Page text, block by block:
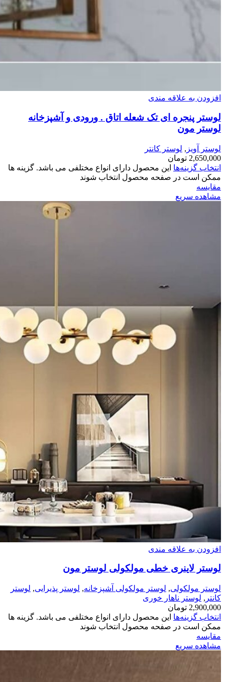
افزودن به علاقه مندی
لوستر پنجره ای تک شعله اتاق . ورودی و آشپزخانه
لوستر مون
لوستر آویز , لوستر کانتر
2,650,000 تومان
انتخاب گزینه‌ها این محصول دارای انواع مختلفی می باشد. گزینه ها
ممکن است در صفحه محصول انتخاب شوند
مقایسه
مشاهده سریع
افزودن به علاقه مندی
لوستر لاینری خطی مولکولی لوستر مون
لوستر مولکولی, لوستر مولکولی آشپزخانه, لوستر پذیرایی, لوستر
کانتر , لوستر ناهار خوری
2,900,000 تومان
انتخاب گزینه‌ها این محصول دارای انواع مختلفی می باشد. گزینه ها
ممکن است در صفحه محصول انتخاب شوند
مقایسه
مشاهده سریع